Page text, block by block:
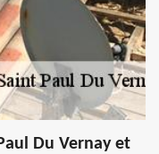
Du Vernay et